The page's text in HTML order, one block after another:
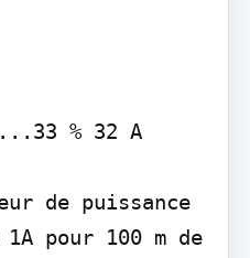
% 32 A
de puissance
pour 100 m de